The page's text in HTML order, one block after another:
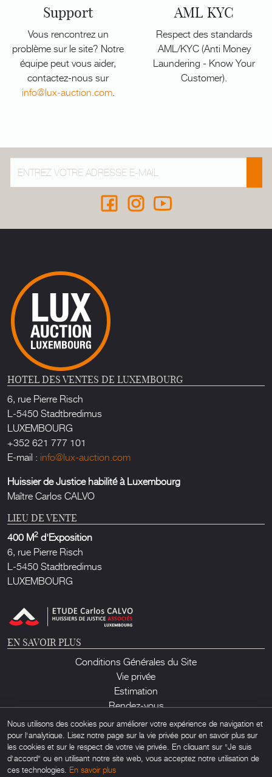
Support
Vous rencontrez un
problème sur le site? Notre
équipe peut vous aider,
contactez-nous sur
info@lux-auction.com.
AML KYC
Respect des standards
AML/KYC (Anti Money
Laundering - Know Your
Customer).
HOTEL DES VENTES DE LUXEMBOURG
6, rue Pierre Risch
L-5450 Stadtbredimus
LUXEMBOURG
+352 621 777 101
E-mail : info@lux-auction.com
Huissier de Justice habilité à Luxembourg
Maître Carlos CALVO
LIEU DE VENTE
400 M2 d'Exposition
6, rue Pierre Risch
L-5450 Stadtbredimus
LUXEMBOURG
EN SAVOIR PLUS
Conditions Générales du Site
Vie privée
Estimation
Rendez-vous
Contact
Nous utilisons des cookies pour améliorer votre expérience de navigation et
pour l'analytique. Lisez notre page sur la vie privée pour en savoir plus sur
les cookies et sur le respect de votre vie privée. En cliquant sur "Je suis
d'accord" ou en utilisant notre site web, vous acceptez notre utilisation de
ces technologies. En savoir plus